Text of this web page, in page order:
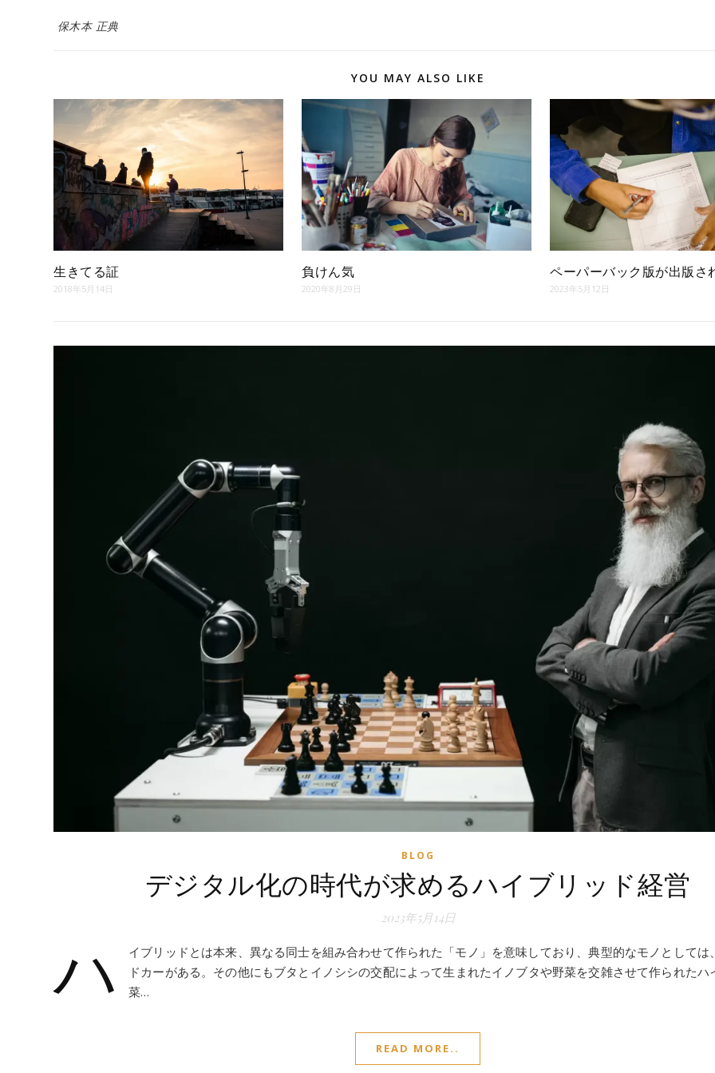
保木本 正典
YOU MAY ALSO LIKE
生きてる証
2018年5月14日
負けん気
2020年8月29日
ペーパーバック版が出版さ
2023年5月12日
BLOG
デジタル化の時代が求めるハイブリッド経営
2023年5月14日
ハ
イブリッドとは本来、異なる同士を組み合わせて作られた「モノ」を意味しており、典型的なモノとしては
ドカーがある。その他にもブタとイノシシの交配によって生まれたイノブタや野菜を交雑させて作られたハ
菜…
READ MORE..